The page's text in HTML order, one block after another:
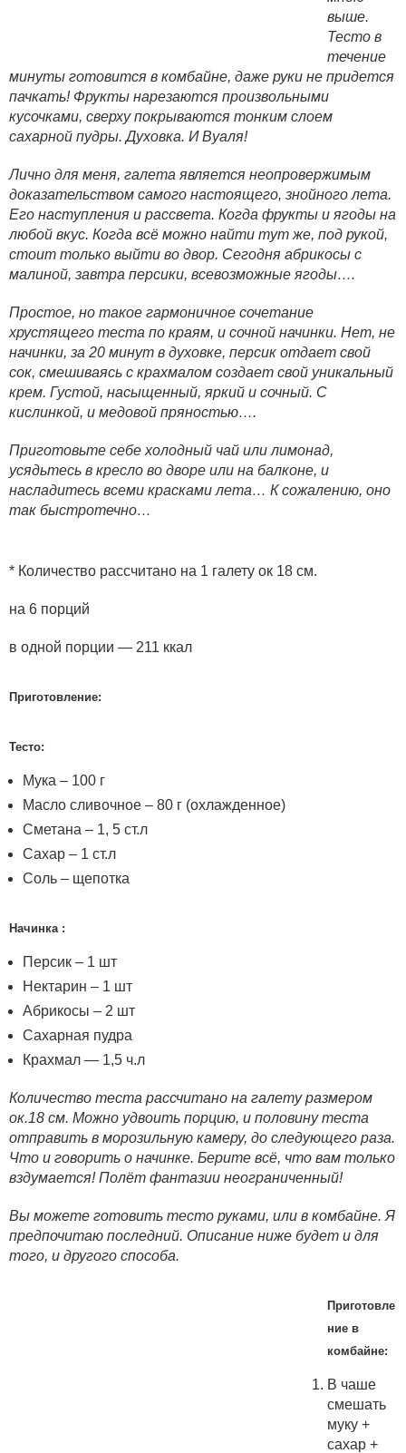
выше.
Тесто в
течение
минуты готовится в комбайне, даже руки не придется
пачкать! Фрукты нарезаются произвольными
кусочками, сверху покрываются тонким слоем
сахарной пудры. Духовка. И Вуаля!
Лично для меня, галета является неопровержимым
доказательством самого настоящего, знойного лета.
Его наступления и рассвета. Когда фрукты и ягоды на
любой вкус. Когда всё можно найти тут же, под рукой,
стоит только выйти во двор. Сегодня абрикосы с
малиной, завтра персики, всевозможные ягоды….
Простое, но такое гармоничное сочетание
хрустящего теста по краям, и сочной начинки. Нет, не
начинки, за 20 минут в духовке, персик отдает свой
сок, смешиваясь с крахмалом создает свой уникальный
крем. Густой, насыщенный, яркий и сочный. С
кислинкой, и медовой пряностью….
Приготовьте себе холодный чай или лимонад,
усядьтесь в кресло во дворе или на балконе, и
насладитесь всеми красками лета… К сожалению, оно
так быстротечно…
* Количество рассчитано на 1 галету ок 18 см.
на 6 порций
в одной порции — 211 ккал
Приготовление:
Тесто:
Мука – 100 г
Масло сливочное – 80 г (охлажденное)
Сметана – 1, 5 ст.л
Сахар – 1 ст.л
Соль – щепотка
Начинка :
Персик – 1 шт
Нектарин – 1 шт
Абрикосы – 2 шт
Сахарная пудра
Крахмал — 1,5 ч.л
Количество теста рассчитано на галету размером
ок.18 см. Можно удвоить порцию, и половину теста
отправить в морозильную камеру, до следующего раза.
Что и говорить о начинке. Берите всё, что вам только
вздумается! Полёт фантазии неограниченный!
Вы можете готовить тесто руками, или в комбайне. Я
предпочитаю последний. Описание ниже будет и для
того, и другого способа.
Приготовле
ние в
комбайне:
В чаше
смешать
муку +
сахар +